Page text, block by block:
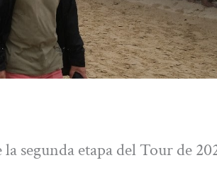
segunda etapa del Tour de